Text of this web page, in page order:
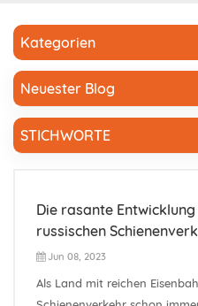
Kategorien
Neuester Blog
STICHWORTE
Die rasante
russischen
Jun 08, 2023
Als Land mit reichen